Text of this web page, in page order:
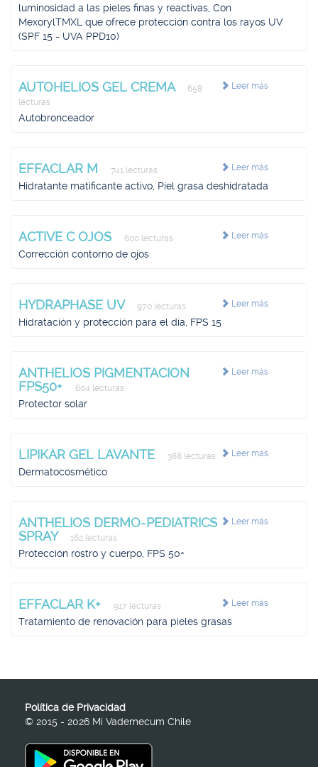
luminosidad a las pieles finas y reactivas, Con
MexorylTMXL que ofrece protección contra los rayos UV
(SPF 15 - UVA PPD10)
Leer más
AUTOHELIOS GEL CREMA
658
lecturas
Autobronceador
Leer más
EFFACLAR M 741 lecturas
Hidratante matificante activo, Piel grasa deshidratada
Leer más
ACTIVE C OJOS 600 lecturas
Corrección contorno de ojos
Leer más
HYDRAPHASE UV 970 lecturas
Hidratación y protección para el día, FPS 15
Leer más
ANTHELIOS PIGMENTACION
FPS50+
604 lecturas
Protector solar
Leer más
LIPIKAR GEL LAVANTE 388 lecturas
Dermatocosmético
Leer más
ANTHELIOS DERMO-PEDIATRICS
SPRAY
162 lecturas
Protección rostro y cuerpo, FPS 50+
Leer más
EFFACLAR K+ 917 lecturas
Tratamiento de renovación para pieles grasas
Política de Privacidad
© 2015 - 2026 Mi Vademecum Chile